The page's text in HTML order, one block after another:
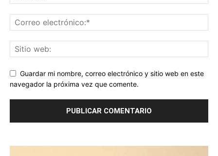
Guardar mi nombre, correo electrónico y sitio web en este
navegador la próxima vez que comente.